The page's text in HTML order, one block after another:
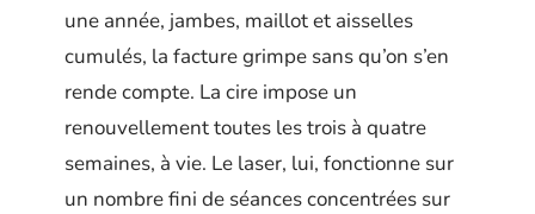
une année, jambes, maillot et aisselles
cumulés, la facture grimpe sans qu’on s’en
rende compte. La cire impose un
renouvellement toutes les trois à quatre
semaines, à vie. Le laser, lui, fonctionne sur
un nombre fini de séances concentrées sur